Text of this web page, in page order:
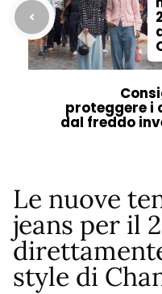
proteggere i
dal freddo
Le nuove
jeans per il
style di